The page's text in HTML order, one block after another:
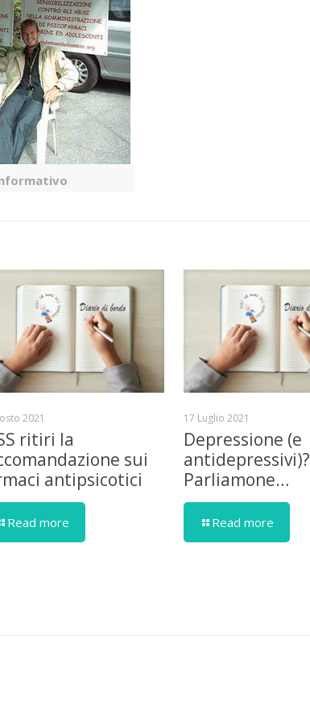
2021
ritiri la
sui
antipsicotici
Read more
17 Luglio 2021
Depressione (e
antidepressivi)?
Parliamone…
Read more